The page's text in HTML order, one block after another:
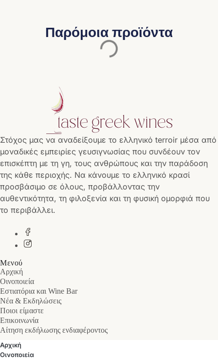
Παρόμοια προϊόντα
Στόχος μας να αναδείξουμε το ελληνικό terroir μέσα από
μοναδικές εμπειρίες γευσιγνωσίας που συνδέουν τον
επισκέπτη με τη γη, τους ανθρώπους και την παράδοση
της κάθε περιοχής. Να κάνουμε το ελληνικό κρασί
προσβάσιμο σε όλους, προβάλλοντας την
αυθεντικότητα, τη φιλοξενία και τη φυσική ομορφιά που
το περιβάλλει.
Μενού
Αρχική
Οινοποιεία
Εστιατόρια και Wine Bar
Νέα & Εκδηλώσεις
Ποιοι είμαστε
Επικοινωνία
Αίτηση εκδήλωσης ενδιαφέροντος
Αρχική
Οινοποιεία